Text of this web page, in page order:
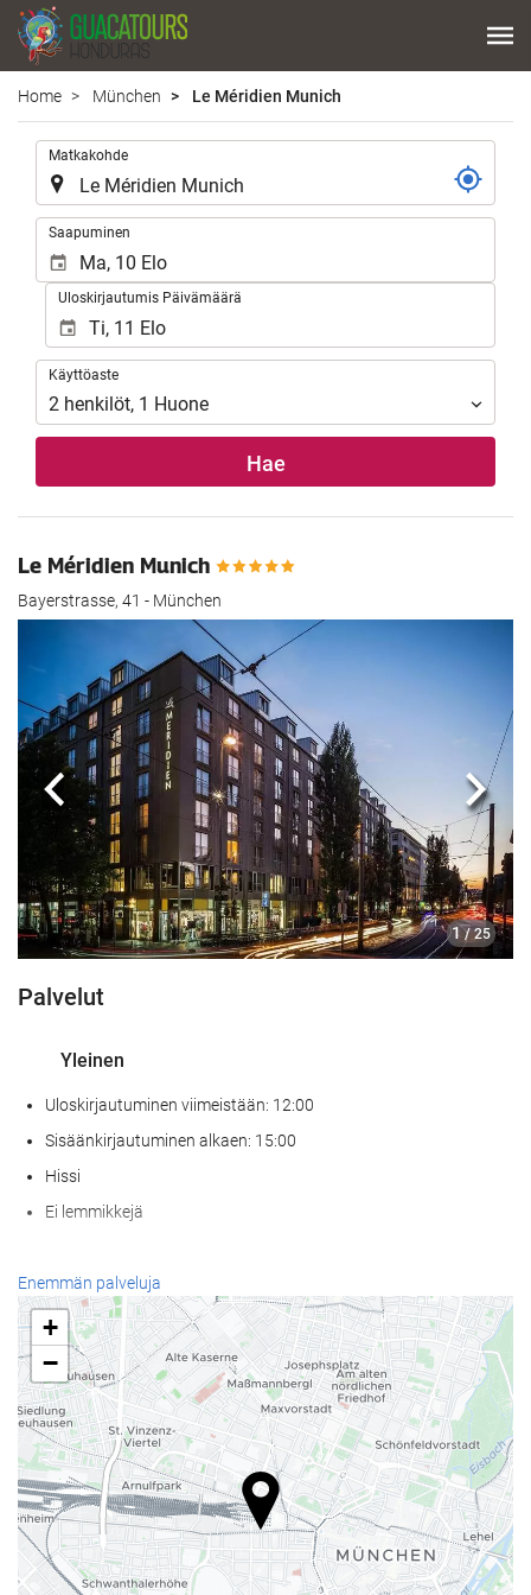
Home München Le Méridien Munich
Matkakohde
Saapuminen
Uloskirjautumis Päivämäärä
Käyttöaste
Käyttöaste
2 henkilöt, 1 Huone
Hae
Le Méridien Munich
Bayerstrasse, 41 - München
1 / 25
Edellinen
Palvelut
Yleinen
Uloskirjautuminen viimeistään: 12:00
Sisäänkirjautuminen alkaen: 15:00
Hissi
Ei lemmikkejä
Wellness
Kylpyläpalvelut
Höyrysauna / turkkilainen sauna
Sauna
Kuntosali
Vastaanottopalvelut
24h-vastaanotto
Matkatavarasäilytys
Enemmän palveluja
+
−